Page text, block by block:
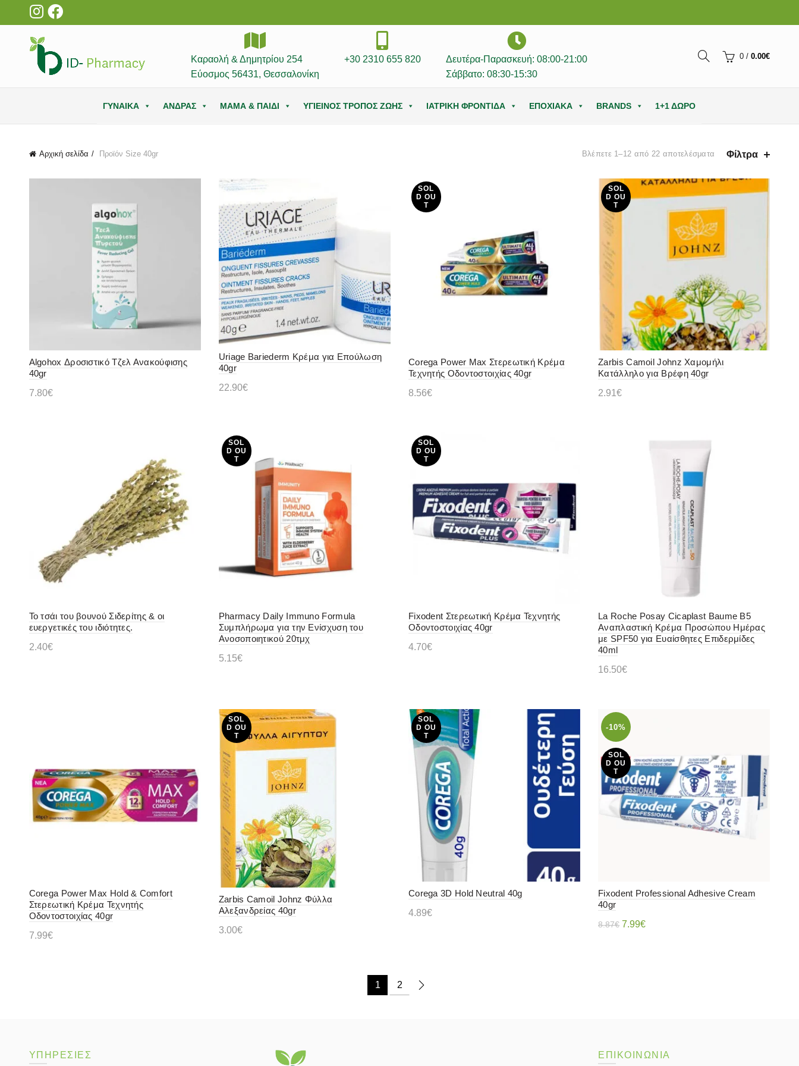
Καραολή & Δημητρίου 254
Εύοσμος 56431, Θεσσαλονίκη
+30 2310 655 820
Δευτέρα-Παρασκευή: 08:00-21:00
Σάββατο: 08:30-15:30
0 / 0.00€
ΓΥΝΑΙΚΑ ΑΝΔΡΑΣ ΜΑΜΑ & ΠΑΙΔΙ ΥΓΙΕΙΝΟΣ ΤΡΟΠΟΣ ΖΩΗΣ ΙΑΤΡΙΚΗ ΦΡΟΝΤΙΔΑ ΕΠΟΧΙΑΚΑ BRANDS 1+1 ΔΩΡΟ
Αρχική σελίδα Προϊόν Size40gr Βλέπετε 1–12 από 22 αποτελέσματα Φίλτρα
Algohox Δροσιστικό Τζελ Ανακούφισης
40gr
7.80€
Uriage Bariederm Κρέμα για Επούλωση
40gr
22.90€
SOL
D OU
T
Corega Power Max Στερεωτική Κρέμα
Τεχνητής Οδοντοστοιχίας 40gr
8.56€
SOL
D OU
T
Zarbis Camoil Johnz Χαμομήλι
Κατάλληλο για Βρέφη 40gr
2.91€
Το τσάι του βουνού Σιδερίτης & οι
ευεργετικές του ιδιότητες.
2.40€
SOL
D OU
T
Pharmacy Daily Immuno Formula
Συμπλήρωμα για την Ενίσχυση του
Ανοσοποιητικού 20τμχ
5.15€
SOL
D OU
T
Fixodent Στερεωτική Κρέμα Τεχνητής
Οδοντοστοιχίας 40gr
4.70€
La Roche Posay Cicaplast Baume B5
Αναπλαστική Κρέμα Προσώπου Ημέρας
με SPF50 για Ευαίσθητες Επιδερμίδες
40ml
16.50€
Corega Power Max Hold & Comfort
Στερεωτική Κρέμα Τεχνητής
Οδοντοστοιχίας 40gr
7.99€
SOL
D OU
T
Zarbis Camoil Johnz Φύλλα
Αλεξανδρείας 40gr
3.00€
SOL
D OU
T
Corega 3D Hold Neutral 40g
4.89€
-10%
SOL
D OU
T
Fixodent Professional Adhesive Cream
40gr
8.87€ Original
7.99€Η
1 2
ΥΠΗΡΕΣΙΕΣ ΕΠΙΚΟΙΝΩΝΙΑ